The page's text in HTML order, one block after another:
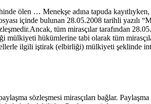
ölen … Menekşe adına tapuda
içinde bulunan 28.05.2008 tarihli yazılı
tüm mirasçılar tarafından
hükümlerine tabi olarak tüm
ilgili iştirak (elbirliği) mülkiyeti şeklinde
sözleşmesi mirasçıları bağlar.